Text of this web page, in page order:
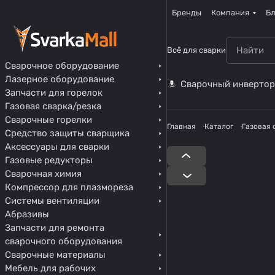
Бренды Компания
Всё для сварки
Сварочный инвертор
Главная Каталог Газовая
Сварочное оборудование
Лазерное оборудование
Запчасти для горелок
Газовая сварка/резка
Сварочные горелки
Средство защиты сварщика
Аксессуары для сварки
Газовые редукторы
Сварочная химия
Компрессор для плазмореза
Системы вентиляции
Абразивы
Запчасти для ремонта
сварочного оборудования
Сварочные материалы
Мебель для рабочих